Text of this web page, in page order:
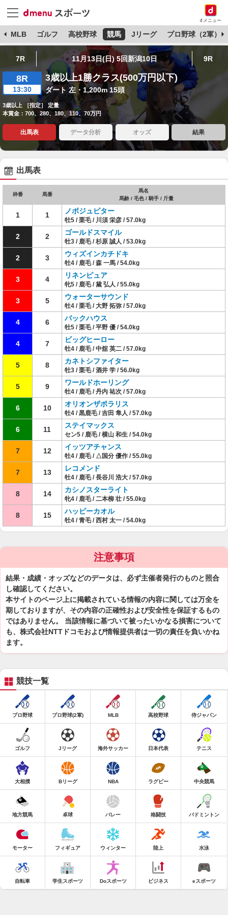
dメニュー
MLB ゴルフ 高校野球 競馬 Jリーグ プロ野球（2軍）
7R 11月13日(日) 5回新潟10日 9R
8R
13:30
3歳以上1勝クラス(500万円以下)
ダート 左・1,200m 15頭
3歳以上 ［指定］ 定量
本賞金：700、280、180、110、70万円
出馬表 データ分析 オッズ 結果
出馬表
枠番 馬番
馬名
馬齢 / 毛色 / 騎手 / 斤量
1 1 ノボジュピター
牡5 / 栗毛 / 川須 栄彦 / 57.0kg
2 2 ゴールドスマイル
牡3 / 鹿毛 / 杉原 誠人 / 53.0kg
2 3 ウィズインカチドキ
牡4 / 鹿毛 / 森 一馬 / 54.0kg
3 4 リネンピュア
牝5 / 鹿毛 / 黛 弘人 / 55.0kg
3 5 ウォーターサウンド
牡4 / 栗毛 / 大野 拓弥 / 57.0kg
4 6 バックハウス
牡5 / 栗毛 / 平野 優 / 54.0kg
4 7 ビッグヒーロー
牡4 / 鹿毛 / 中舘 英二 / 57.0kg
5 8 カネトシファイター
牡3 / 栗毛 / 酒井 学 / 56.0kg
5 9 ワールドホーリング
牡4 / 鹿毛 / 丹内 祐次 / 57.0kg
6 10 オリオンザポラリス
牡4 / 黒鹿毛 / 吉田 隼人 / 57.0kg
6 11 ステイマックス
セン5 / 鹿毛 / 横山 和生 / 54.0kg
7 12 イッツアチャンス
牡4 / 鹿毛 / △国分 優作 / 55.0kg
7 13 レコメンド
牡4 / 鹿毛 / 長谷川 浩大 / 57.0kg
8 14 カシノスターライト
牝4 / 鹿毛 / 二本柳 壮 / 55.0kg
8 15 ハッピーカオル
牡4 / 青毛 / 西村 太一 / 54.0kg
注意事項
結果・成績・オッズなどのデータは、必ず主催者発行のものと照合
し確認してください。
本サイトのページ上に掲載されている情報の内容に関しては万全を
期しておりますが、その内容の正確性および安全性を保証するもの
ではありません。 当該情報に基づいて被ったいかなる損害について
も、株式会社NTTドコモおよび情報提供者は一切の責任を負いかね
ます。
競技一覧
プロ野球 プロ野球(2軍) MLB 高校野球 侍ジャパン
ゴルフ Jリーグ 海外サッカー 日本代表 テニス
大相撲 Bリーグ NBA ラグビー 中央競馬
地方競馬 卓球 バレー 格闘技 バドミントン
モーター フィギュア ウィンター 陸上 水泳
自転車 学生スポーツ Doスポーツ ビジネス eスポーツ